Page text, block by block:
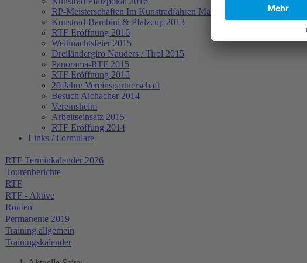
RP-Meisterschaften Im Kunstradfahren Mai 2015
Kunstrad-Bambini & Pfalzcup 2013
RTF Eröffnung 2016
Weihnachtsfeier 2015
Dreiländergiro Nauders / Tirol 2015
Panorama-RTF 2015
RTF Eröffnung 2015
20 Jahre Vereinspartnerschaft
Besuch Aichacher 2014
Vereinsheim
Arbeitseinsatz 2015
RTF Eröffung 2014
Links / Formulare
RTF Terminkalender 2026
Tourenberichte
RTF
RTF - Aktive
Routen
Permanente 2019
Training allgemein
Trainingskalender